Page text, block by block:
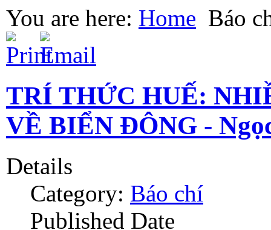
You are here: Home Báo
TRÍ THỨC HUẾ:
VỀ BIỂN ĐÔNG -
Details
Category: Báo chí
Published Date